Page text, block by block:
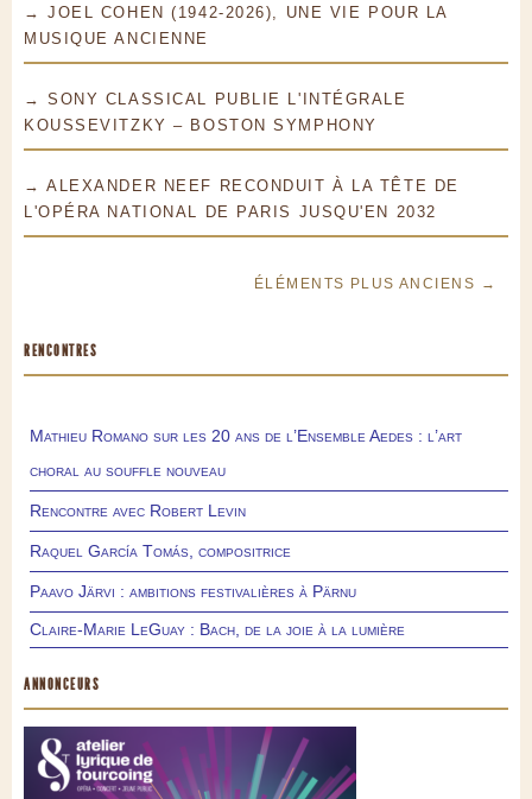
→ JOEL COHEN (1942-2026), UNE VIE POUR LA
MUSIQUE ANCIENNE
→ SONY CLASSICAL PUBLIE L'INTÉGRALE
KOUSSEVITZKY – BOSTON SYMPHONY
→ ALEXANDER NEEF RECONDUIT À LA TÊTE DE
L'OPÉRA NATIONAL DE PARIS JUSQU'EN 2032
ÉLÉMENTS PLUS ANCIENS →
RENCONTRES
Mathieu Romano sur les 20 ans de l’Ensemble Aedes : l’art
choral au souffle nouveau
Rencontre avec Robert Levin
Raquel García Tomás, compositrice
Paavo Järvi : ambitions festivalières à Pärnu
Claire-Marie LeGuay : Bach, de la joie à la lumière
ANNONCEURS